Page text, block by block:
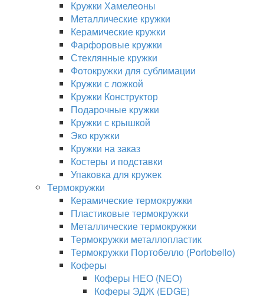
Кружки Хамелеоны
Металлические кружки
Керамические кружки
Фарфоровые кружки
Стеклянные кружки
Фотокружки для сублимации
Кружки с ложкой
Кружки Конструктор
Подарочные кружки
Кружки с крышкой
Эко кружки
Кружки на заказ
Костеры и подставки
Упаковка для кружек
Термокружки
Керамические термокружки
Пластиковые термокружки
Металлические термокружки
Термокружки металлопластик
Термокружки Портобелло (Portobello)
Коферы
Коферы НЕО (NEO)
Коферы ЭДЖ (EDGE)